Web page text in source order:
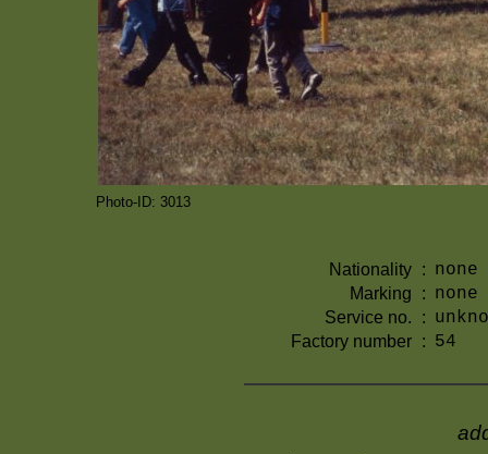
Photo-ID: 3013
Nationality : none
Marking : none
Service no. :
Factory number : 54